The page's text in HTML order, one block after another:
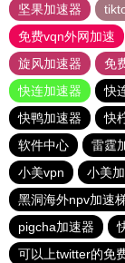
坚果加速器
免费vqn外网加速
旋风加速器
免
快连加速器
快
快鸭加速器
快
软件中心
雷霆
小美vpn
小美
黑洞海外npv加速
pigcha加速器
可以上twitter的免